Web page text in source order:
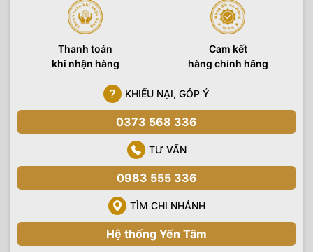
Thanh toán
khi nhận hàng
Cam kết
hàng chính hãng
KHIẾU NẠI, GÓP Ý
0373 568 336
TƯ VẤN
0983 555 336
TÌM CHI NHÁNH
Hệ thống Yến Tâm